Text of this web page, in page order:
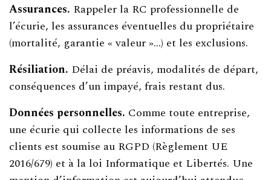
Assurances. Rappeler la RC professionnelle de
l’écurie, les assurances éventuelles du propriétaire
(mortalité, garantie « valeur »…) et les exclusions.
Résiliation. Délai de préavis, modalités de départ,
conséquences d’un impayé, frais restant dus.
Données personnelles. Comme toute entreprise,
une écurie qui collecte les informations de ses
clients est soumise au RGPD (Règlement UE
2016/679) et à la loi Informatique et Libertés. Une